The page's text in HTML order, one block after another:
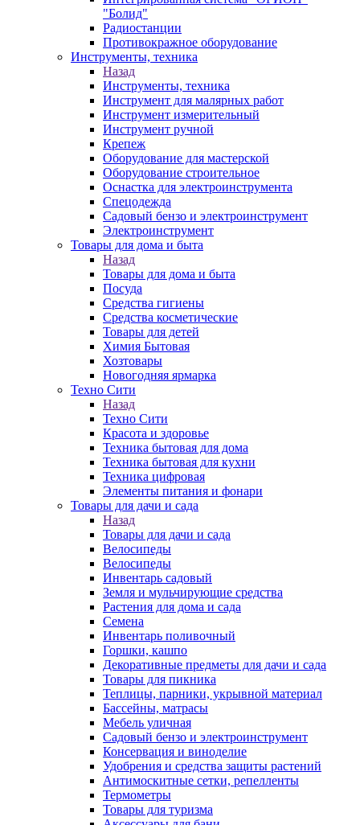
"Болид"
Радиостанции
Противокражное оборудование
Инструменты, техника
Назад
Инструменты, техника
Инструмент для малярных работ
Инструмент измерительный
Инструмент ручной
Крепеж
Оборудование для мастерской
Оборудование строительное
Оснастка для электроинструмента
Спецодежда
Садовый бензо и электроинструмент
Электроинструмент
Товары для дома и быта
Назад
Товары для дома и быта
Посуда
Средства гигиены
Средства косметические
Товары для детей
Химия Бытовая
Хозтовары
Новогодняя ярмарка
Техно Сити
Назад
Техно Сити
Красота и здоровье
Техника бытовая для дома
Техника бытовая для кухни
Техника цифровая
Элементы питания и фонари
Товары для дачи и сада
Назад
Товары для дачи и сада
Велосипеды
Велосипеды
Инвентарь садовый
Земля и мульчирующие средства
Растения для дома и сада
Семена
Инвентарь поливочный
Горшки, кашпо
Декоративные предметы для дачи и сада
Товары для пикника
Теплицы, парники, укрывной материал
Бассейны, матрасы
Мебель уличная
Садовый бензо и электроинструмент
Консервация и виноделие
Удобрения и средства защиты растений
Антимоскитные сетки, репелленты
Термометры
Товары для туризма